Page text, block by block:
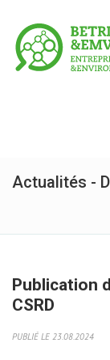
Actualités -
Publication
CSRD
PUBLIÉ LE 23.08.2024